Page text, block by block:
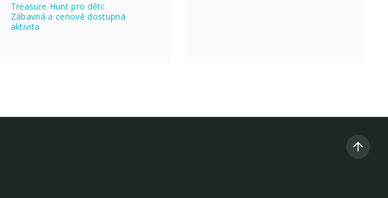
Treasure Hunt pro děti:
Zábavná a cenově dostupná
aktivita